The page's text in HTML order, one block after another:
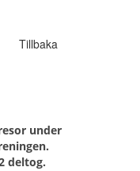
Tillbaka
under
deltog.